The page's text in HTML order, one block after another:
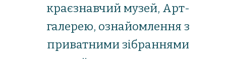
краєзнавчий музей, Арт-
галерею, ознайомлення з
приватними зібраннями